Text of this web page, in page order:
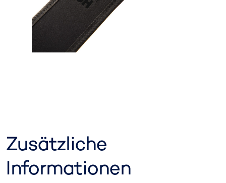
Zusätzliche
Informationen